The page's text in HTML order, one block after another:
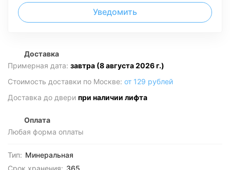
Уведомить
Доставка
Примерная дата: завтра (8 августа 2026 г.)
Стоимость доставки по Москве: от 129 рублей
Доставка до двери при наличии лифта
Оплата
Любая форма оплаты
Тип: Минеральная
Срок хранения: 365